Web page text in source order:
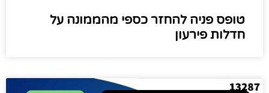
טופס פניה להחזר כספי מהממונה על
חדלות פירעון